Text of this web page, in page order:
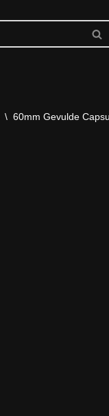
\ 60mm Gevulde